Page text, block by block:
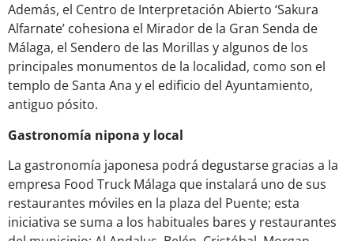
Además, el Centro de Interpretación Abierto ‘Sakura
Alfarnate’ cohesiona el Mirador de la Gran Senda de
Málaga, el Sendero de las Morillas y algunos de los
principales monumentos de la localidad, como son el
templo de Santa Ana y el edificio del Ayuntamiento,
antiguo pósito.
Gastronomía nipona y local
La gastronomía japonesa podrá degustarse gracias a la
empresa Food Truck Málaga que instalará uno de sus
restaurantes móviles en la plaza del Puente; esta
iniciativa se suma a los habituales bares y restaurantes